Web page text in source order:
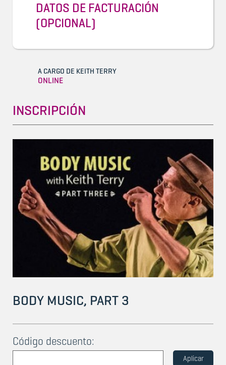
DATOS DE FACTURACIÓN
(OPCIONAL)
A CARGO DE KEITH TERRY
ONLINE
INSCRIPCIÓN
BODY MUSIC, PART 3
Código descuento:
Aplicar